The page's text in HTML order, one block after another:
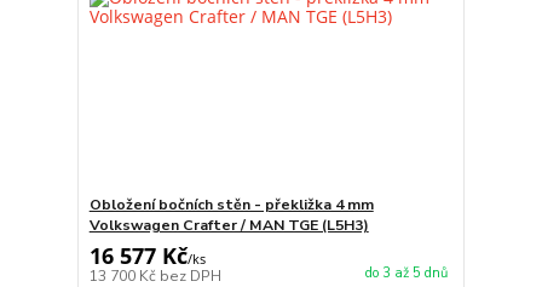
Obložení bočních stěn - překližka 4 mm
Volkswagen Crafter / MAN TGE (L5H3)
16 577 Kč/ks
13 700 Kč bez DPH do 3 až 5 dnů